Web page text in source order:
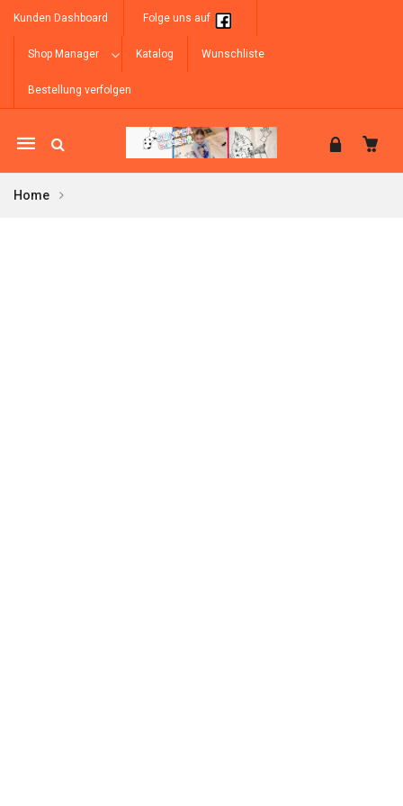
Kunden Dashboard Folge uns auf
Shop Manager Katalog Wunschliste
Bestellung verfolgen
Mobile
navigation
Home